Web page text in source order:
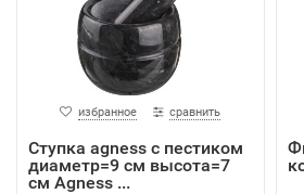
избранное сравнить
Ступка agness с пестиком
диаметр=9 см высота=7
см Agness ...